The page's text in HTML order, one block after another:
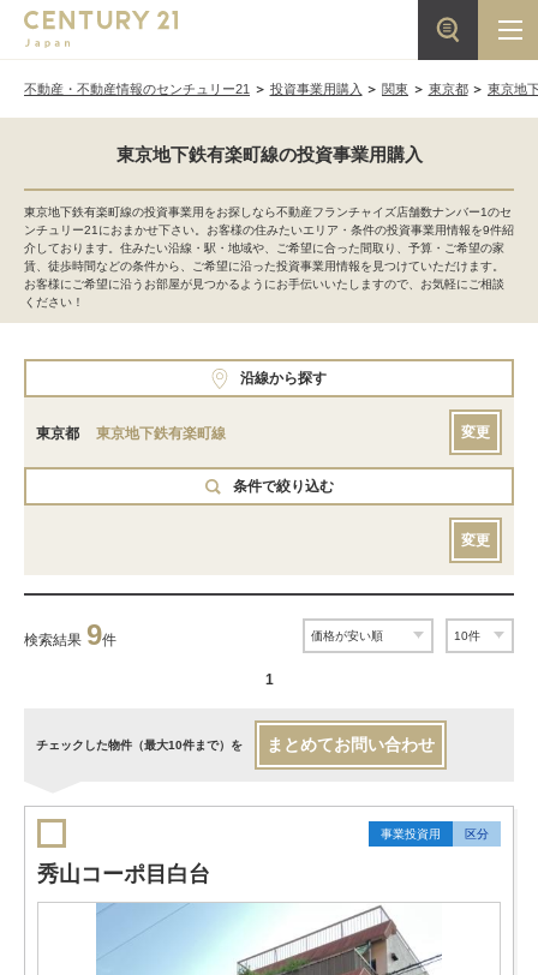
不動産・不動産情報のセンチュリー21 投資事業用購入 関東 東京都 東京地
東京地下鉄有楽町線の投資事業用購入
東京地下鉄有楽町線の投資事業用をお探しなら不動産フランチャイズ店舗数ナンバー1のセ
ンチュリー21におまかせ下さい。お客様の住みたいエリア・条件の投資事業用情報を9件紹
介しております。住みたい沿線・駅・地域や、ご希望に合った間取り、予算・ご希望の家
賃、徒歩時間などの条件から、ご希望に沿った投資事業用情報を見つけていただけます。
お客様にご希望に沿うお部屋が見つかるようにお手伝いいたしますので、お気軽にご相談
ください！
沿線から探す
東京都 東京地下鉄有楽町線 変更
条件で絞り込む
変更
検索結果 9件
1
チェックした物件（最大10件まで）を まとめてお問い合わせ
事業投資用 区分
秀山コーポ目白台